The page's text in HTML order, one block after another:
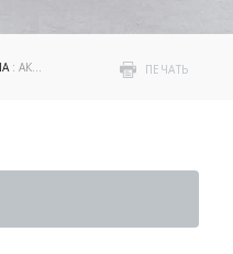
ПЕЧАТЬ
: АКСЕССУАРЫ